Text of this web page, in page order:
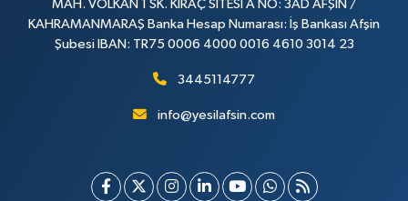
MAH. VOLKAN 1 SK. KIRAÇ SİTESİ A NO: 3AD AFŞİN /
KAHRAMANMARAŞ Banka Hesap Numarası: İş Bankası Afşin
Şubesi IBAN: TR75 0006 4000 0016 4610 3014 23
3445114777
info@yesilafsin.com